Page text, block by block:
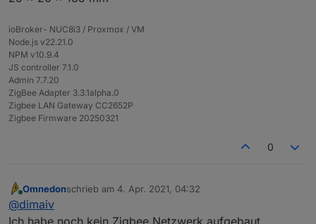
ioBroker- NUC8i3 / Proxmox / VM
Node.js v22.21.0
NPM v10.9.4
JS controller 7.1.0
Admin 7.7.20
ZigBee Adapter 3.3.1alpha.0
Zigbee LAN Gateway CC2652P
Zigbee Firmware 20250321
0
Online
Omnedonschrieb am 4. Apr. 2021, 04:32
zuletzt editiert von
@dimaiv